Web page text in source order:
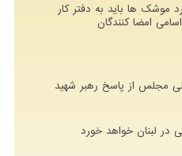
برد موشک ها باید به دفتر کار
امضا کنندگان
مجلس از پاسخ رهبر شهید
لبنان خواهد خورد